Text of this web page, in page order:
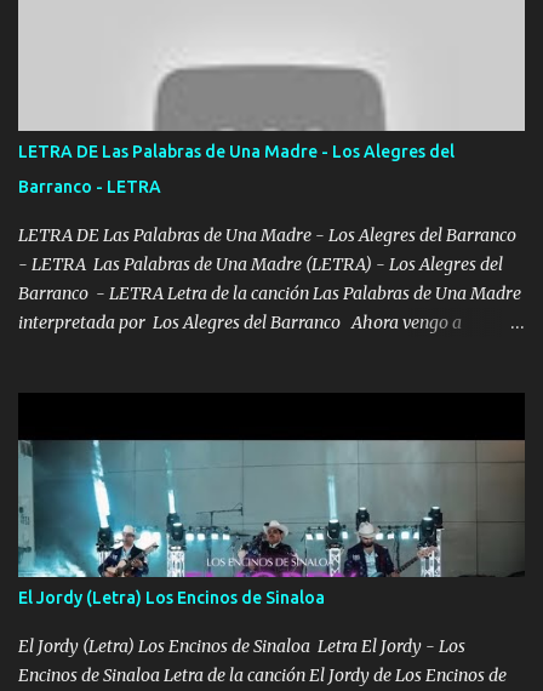
quiero que sea nunca con otra yo quiero llevarte a la Luna y si
quieres en ese momento te pido que seas mi esposa Chingada
madre no quiero dejar de tenerte no ayuda la p'uta loquera y al
chile quisiera ser menos de ti dependiente la pinche tristeza me
encierra princesa tu sabes que nunca saldras de mi mente Ella era
la peligro...
LETRA DE Las Palabras de Una Madre - Los Alegres del
Barranco - LETRA
LETRA DE Las Palabras de Una Madre - Los Alegres del Barranco
- LETRA Las Palabras de Una Madre (LETRA) - Los Alegres del
Barranco - LETRA Letra de la canción Las Palabras de Una Madre
interpretada por Los Alegres del Barranco Ahora vengo a
quiso, él tiempo sigue pasando y nunca te olvidaremos, aquí
seguiré esperando hasta volvernos a vernos El recuerdo que yo
tengo de mi mente no se va, en mi corazón me llevo lo mismo que
tu papá, a veces me pongo triste porque no puedo mirarte, mas se
que tu me escuchas porque tu eres mi gran ángel, El desespero me
llega para reunirme contigo, tu iluminas mi sendero por siempre
serás mi niño, del amor que yo te tengo es co...
El Jordy (Letra) Los Encinos de Sinaloa
El Jordy (Letra) Los Encinos de Sinaloa Letra El Jordy - Los
Encinos de Sinaloa Letra de la canción El Jordy de Los Encinos de